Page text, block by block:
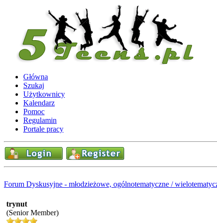
Główna
Szukaj
Użytkownicy
Kalendarz
Pomoc
Regulamin
Portale pracy
Forum Dyskusyjne - młodzieżowe, ogólnotematyczne /
trynut
(Senior Member)